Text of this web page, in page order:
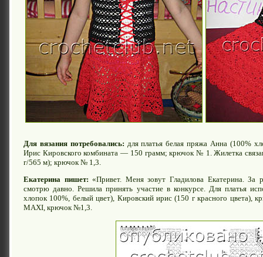
Для вязания потребовались: для платья белая пряжа Анна (100%
Ирис Кировского комбината — 150 грамм; крючок № 1. Жилетка
г/565 м); крючок № 1,3.
Екатерина пишет: «Привет. Меня зовут Гладилова Екатерина. За
смотрю давно. Решила принять участие в конкурсе. Для платья
хлопок 100%, белый цвет), Кировский ирис (150 г красного цвета),
MAXI, крючок №1,3.